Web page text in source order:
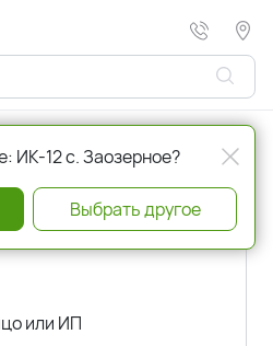
или ИП
ИК-12 с. Заозерное?
Выбрать другое